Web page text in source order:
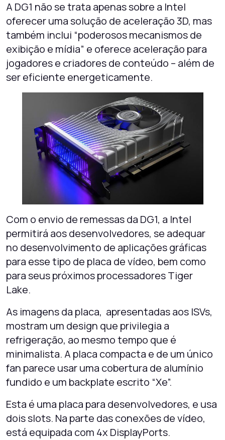
A DG1 não se trata apenas sobre a Intel
oferecer uma solução de aceleração 3D, mas
também inclui “poderosos mecanismos de
exibição e mídia” e oferece aceleração para
jogadores e criadores de conteúdo – além de
ser eficiente energeticamente.
Com o envio de remessas da DG1, a Intel
permitirá aos desenvolvedores, se adequar
no desenvolvimento de aplicações gráficas
para esse tipo de placa de vídeo, bem como
para seus próximos processadores Tiger
Lake.
As imagens da placa, apresentadas aos ISVs,
mostram um design que privilegia a
refrigeração, ao mesmo tempo que é
minimalista. A placa compacta e de um único
fan parece usar uma cobertura de alumínio
fundido e um backplate escrito “Xe”.
Esta é uma placa para desenvolvedores, e usa
dois slots. Na parte das conexões de vídeo,
está equipada com 4x DisplayPorts.